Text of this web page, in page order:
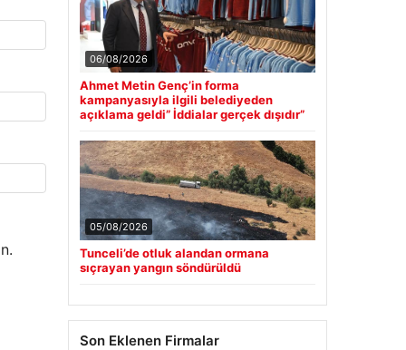
06/08/2026
Ahmet Metin Genç’in forma
kampanyasıyla ilgili belediyeden
açıklama geldi” İddialar gerçek dışıdır”
05/08/2026
Tunceli’de otluk alandan ormana
sıçrayan yangın söndürüldü
Son Eklenen Firmalar